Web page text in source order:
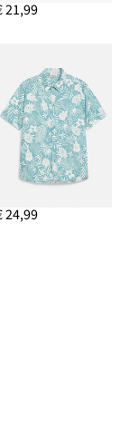
21,99
24,99